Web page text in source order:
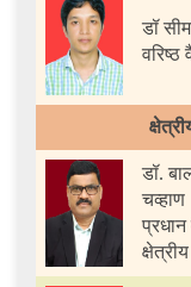
डॉ
वरिष्ठ
डॉ.
चव्हाण
प्रधान